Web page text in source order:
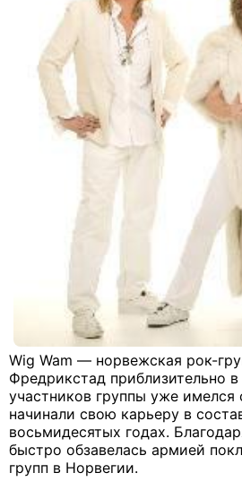
Wig Wam — норвежская рок-
Фредрикстад приблизительно
участников группы уже
начинали свою карьеру в
восьмидесятых годах.
быстро обзавелась армией
групп в Норвегии.